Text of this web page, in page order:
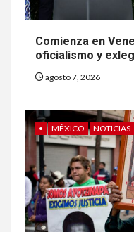
Comienza en
oficialismo y
agosto 7, 2026
• MÉXICO NOTICIAS